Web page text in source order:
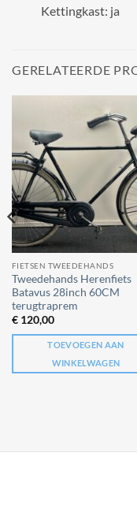
Kettingkast: ja
GERELATEERDE
FIETSEN TWEEDEHANDS
Tweedehands Herenfiets
Batavus 28inch 60CM
terugtraprem
€120,00
TOEVOEGEN AAN
WINKELWAGEN